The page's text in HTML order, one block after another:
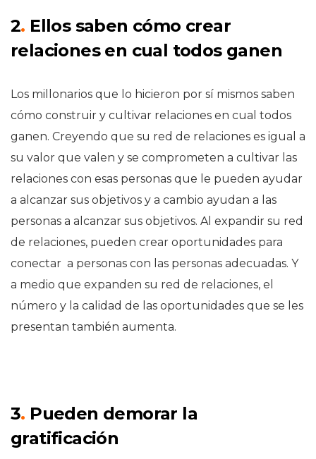
2. Ellos saben cómo crear
relaciones en cual todos ganen
Los millonarios que lo hicieron por sí mismos saben
cómo construir y cultivar relaciones en cual todos
ganen. Creyendo que su red de relaciones es igual a
su valor que valen y se comprometen a cultivar las
relaciones con esas personas que le pueden ayudar
a alcanzar sus objetivos y a cambio ayudan a las
personas a alcanzar sus objetivos. Al expandir su red
de relaciones, pueden crear oportunidades para
conectar a personas con las personas adecuadas. Y
a medio que expanden su red de relaciones, el
número y la calidad de las oportunidades que se les
presentan también aumenta.
3. Pueden demorar la
gratificación